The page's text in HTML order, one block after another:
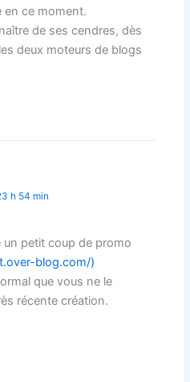
en ce moment.
de ses cendres, dès
deux moteurs de blogs
h 54 min
un petit coup de promo
blog.com/)
que vous ne le
récente création.